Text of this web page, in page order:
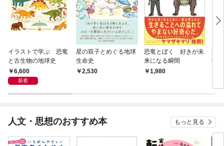
イラストで学ぶ 恐竜
と古生物の地球史
6,600
新着
星の双子とめぐる地球
生命史
2,530
恐竜とぼく 好きが未
来になる瞬間
1,980
知
行
人文・思想のおすすめ本 もっと見る